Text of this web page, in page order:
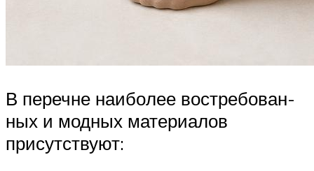
В перечне наи­бо­лее вос­тре­бо­ван­
ных и мод­ных мате­ри­а­лов
присутствуют: